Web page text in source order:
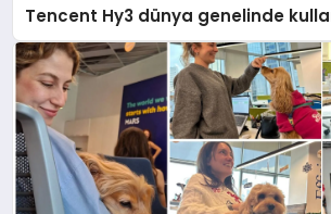
Tencent Hy3 dünya genelinde